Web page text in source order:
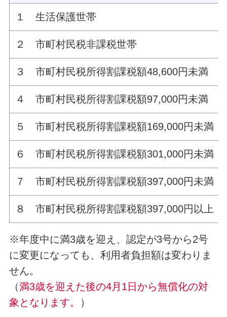
１ 生活保護世帯
２ 市町村民税非課税世帯
３ 市町村民税所得割課税額48,600円未満
４ 市町村民税所得割課税額97,000円未満
５ 市町村民税所得割課税額169,000円未満
６ 市町村民税所得割課税額301,000円未満
７ 市町村民税所得割課税額397,000円未満
８ 市町村民税所得割課税額397,000円以上
※年度中に満3歳を迎え、認定が3号から2号
に変更になっても、利用者負担額は変わりま
せん。
（満3歳を迎えた後の4月1日から無償化の対
象となります。
）